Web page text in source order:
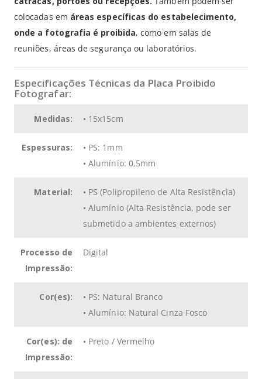
colocadas em áreas específicas do estabelecimento,
onde a fotografia é proibida, como em salas de
reuniões, áreas de segurança ou laboratórios.
Especificações Técnicas da Placa Proibido
Fotografar:
Medidas: • 15x15cm
Espessuras:
• PS: 1mm
• Alumínio: 0,5mm
Material:
• PS (Polipropileno de Alta Resistência)
• Alumínio (Alta Resistência, pode ser
submetido a ambientes externos)
Processo de
Impressão:
Digital
Cor(es):
• PS: Natural Branco
• Alumínio: Natural Cinza Fosco
Cor(es): de
Impressão:
• Preto / Vermelho